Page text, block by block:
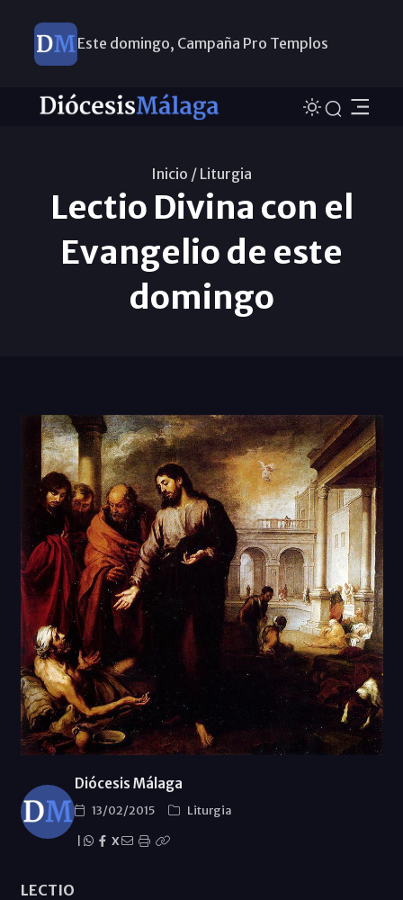
Este domingo, Campaña Pro Templos
Inicio / Liturgia
Lectio Divina con el
Evangelio de este
domingo
Diócesis Málaga
13/02/2015
Liturgia
X
LECTIO